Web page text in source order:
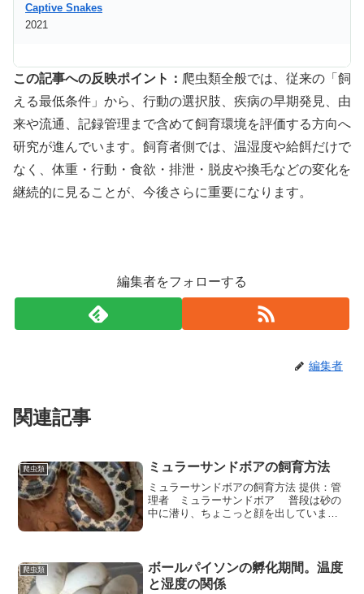
Captive Snakes
2021
この記事への反映ポイント： 爬虫類全般では、従来の「飼
える最低条件」から、行動の選択肢、疾病の早期発見、由
来や流通、記録管理まで含めて飼育環境を評価する方向へ
研究が進んでいます。飼育者側では、温湿度や給餌だけで
なく、体重・行動・食欲・排泄・脱皮や換毛などの変化を
継続的に見ることが、今後さらに重要になります。
編集者をフォローする
編集者
関連記事
爬虫類 ミュラーサンドボアの飼育方法
ミュラーサンドボアの飼育方法 提供：管
理者 ミュラーサンドボア 普段は砂の
中に潜り、ちょこっと顔を出していま
爬虫類
ボールパイソンの孵化期間。温度
と湿度の関係